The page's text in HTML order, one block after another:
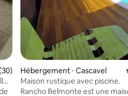
moyenne sur la base de 30
Hébergement ⋅ Cascavel
Maison rustique avec piscine.
Rancho Belmonte est une